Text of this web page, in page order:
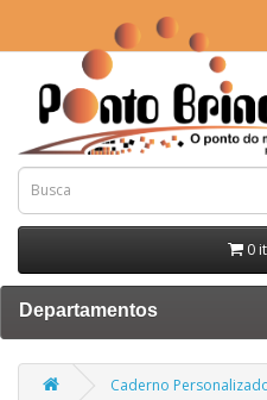
0
Departamentos
Caderno